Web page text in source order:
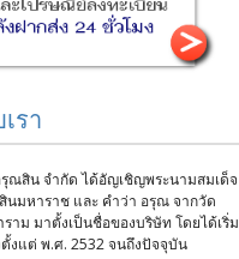
รา
ณสิน จำกัด ได้อัญเชิญพระนามสมเด็จ
นมหาราช และ คำว่า อรุณ จากวัด
าม มาตั้งเป็นชื่อของบริษัท โดยได้เริ่ม
งแต่ พ.ศ. 2532 จนถึงปัจจุบัน